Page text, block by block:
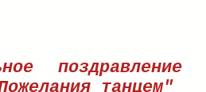
поздравление
танцем"